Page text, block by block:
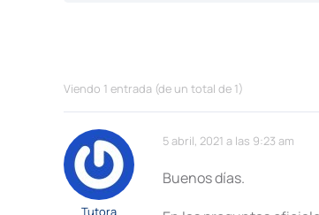
Viendo 1 entrada (de un total de 1)
5 abril, 2021 a las 9:23 am
Tutora
Buenos días.